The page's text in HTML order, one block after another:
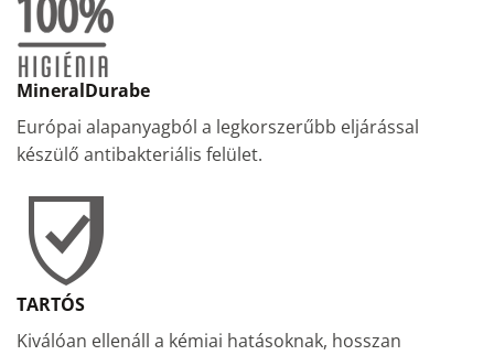
MineralDurabe
Európai alapanyagból a legkorszerűbb eljárással
készülő antibakteriális felület.
TARTÓS
Kiválóan ellenáll a kémiai hatásoknak, hosszan